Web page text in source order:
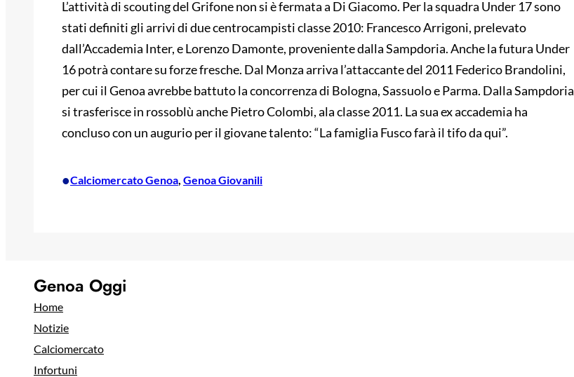
L’attività di scouting del Grifone non si è fermata a Di Giacomo. Per la squadra Under 17 sono
stati definiti gli arrivi di due centrocampisti classe 2010: Francesco Arrigoni, prelevato
dall’Accademia Inter, e Lorenzo Damonte, proveniente dalla Sampdoria. Anche la futura Under
16 potrà contare su forze fresche. Dal Monza arriva l’attaccante del 2011 Federico Brandolini,
per cui il Genoa avrebbe battuto la concorrenza di Bologna, Sassuolo e Parma. Dalla Sampdoria
si trasferisce in rossoblù anche Pietro Colombi, ala classe 2011. La sua ex accademia ha
concluso con un augurio per il giovane talento: “La famiglia Fusco farà il tifo da qui”.
•Calciomercato Genoa, Genoa Giovanili
Genoa Oggi
Home
Notizie
Calciomercato
Infortuni